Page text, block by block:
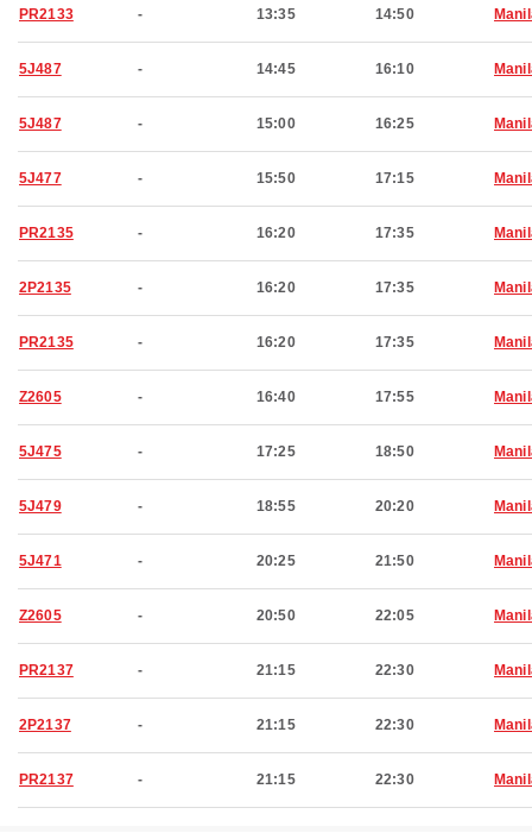
PR2133 - 13:35 14:50
5J487 - 14:45 16:10
5J487 - 15:00 16:25
5J477 - 15:50 17:15
PR2135 - 16:20 17:35
2P2135 - 16:20 17:35
PR2135 - 16:20 17:35
Z2605 - 16:40 17:55
5J475 - 17:25 18:50
5J479 - 18:55 20:20
5J471 - 20:25 21:50
Z2605 - 20:50 22:05
PR2137 - 21:15 22:30
2P2137 - 21:15 22:30
PR2137 - 21:15 22:30